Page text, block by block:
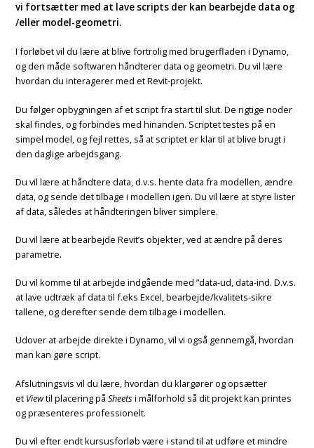
vi fortsætter med at lave scripts der kan bearbejde data og
/eller model-geometri.
I forløbet vil du lære at blive fortrolig med brugerfladen i Dynamo,
og den måde softwaren håndterer data og geometri. Du vil lære
hvordan du interagerer med et Revit-projekt.
Du følger opbygningen af et script fra start til slut. De rigtige noder
skal findes, og forbindes med hinanden. Scriptet testes på en
simpel model, og fejl rettes, så at scriptet er klar til at blive brugt i
den daglige arbejdsgang.
Du vil lære at håndtere data, d.v.s. hente data fra modellen, ændre
data, og sende det tilbage i modellen igen. Du vil lære at styre lister
af data, således at håndteringen bliver simplere.
Du vil lære at bearbejde Revit’s objekter, ved at ændre på deres
parametre.
Du vil komme til at arbejde indgående med ”data-ud, data-ind. D.v.s.
at lave udtræk af data til f.eks Excel, bearbejde/kvalitets-sikre
tallene, og derefter sende dem tilbage i modellen.
Udover at arbejde direkte i Dynamo, vil vi også gennemgå, hvordan
man kan gøre script.
Afslutningsvis vil du lære, hvordan du klargører og opsætter
et Viewtil placering påSheets i målforhold så dit projekt kan printes
og præsenteres professionelt.
Du vil efter endt kursusforløb være i stand til at udføre et mindre